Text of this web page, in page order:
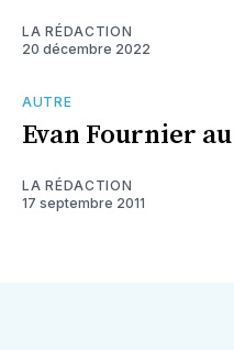
LA RÉDACTION
20 décembre 2022
AUTRE
Evan Fournier
LA RÉDACTION
17 septembre 2011